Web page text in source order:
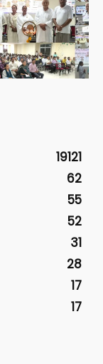
19121
62
55
52
31
28
17
17